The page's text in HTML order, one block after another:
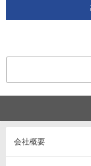
会社概要